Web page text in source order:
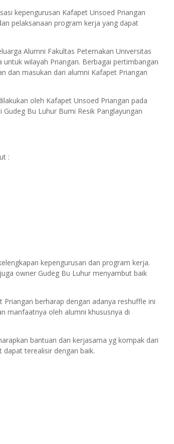
kepengurusan Kafapet Unsoed Priangan
pelaksanaan program kerja yang dapat
Alumni Fakultas Peternakan Universitas
wilayah Priangan. Berbagai pertimbangan
dan masukan dari alumni Kafapet Priangan
oleh Kafapet Unsoed Priangan pada
Bu Luhur Bumi Resik Panglayungan
:
kepengurusan dan program kerja.
owner Gudeg Bu Luhur menyambut baik
berharap dengan adanya reshuffle ini
manfaatnya oleh alumni khususnya di
bantuan dan kerjasama yg kompak dari
terealisir dengan baik.